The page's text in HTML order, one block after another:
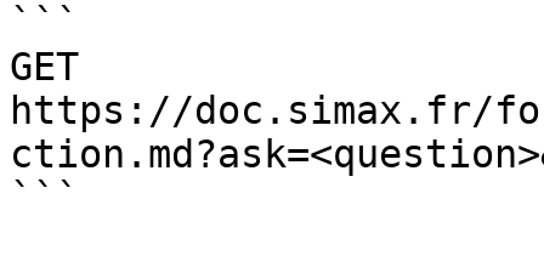
```
GET
https://doc.simax.fr/
```